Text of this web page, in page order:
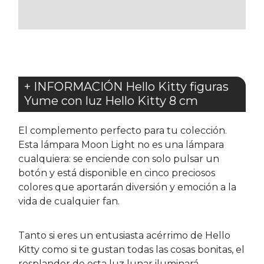
+ INFORMACIÓN Hello Kitty figuras
Yume con luz Hello Kitty 8 cm
El complemento perfecto para tu colección.
Esta lámpara Moon Light no es una lámpara
cualquiera: se enciende con solo pulsar un
botón y está disponible en cinco preciosos
colores que aportarán diversión y emoción a la
vida de cualquier fan.
Tanto si eres un entusiasta acérrimo de Hello
Kitty como si te gustan todas las cosas bonitas, el